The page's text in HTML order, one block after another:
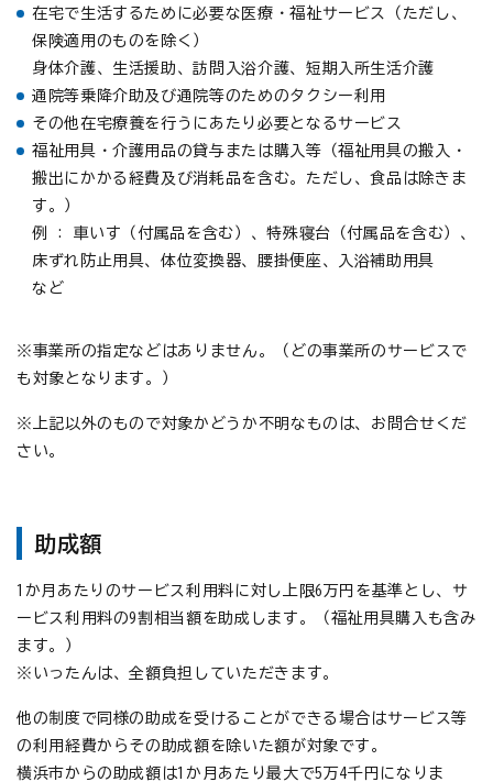
在宅で生活するために必要な医療・福祉サービス（ただし、
保険適用のものを除く）
身体介護、生活援助、訪問入浴介護、短期入所生活介護
通院等乗降介助及び通院等のためのタクシー利用
その他在宅療養を行うにあたり必要となるサービス
福祉用具・介護用品の貸与または購入等（福祉用具の搬入・
搬出にかかる経費及び消耗品を含む。ただし、食品は除きま
す。）
例 : 車いす（付属品を含む）、特殊寝台（付属品を含む）、
床ずれ防止用具、体位変換器、腰掛便座、入浴補助用具
など
※事業所の指定などはありません。（どの事業所のサービスで
も対象となります。）
※上記以外のもので対象かどうか不明なものは、お問合せくだ
さい。
助成額
1か月あたりのサービス利用料に対し上限6万円を基準とし、サ
ービス利用料の9割相当額を助成します。（福祉用具購入も含み
ます。）
※いったんは、全額負担していただきます。
他の制度で同様の助成を受けることができる場合はサービス等
の利用経費からその助成額を除いた額が対象です。
横浜市からの助成額は1か月あたり最大で5万4千円になりま